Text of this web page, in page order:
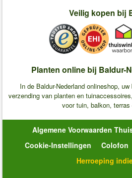
Veilig kopen bij
Planten online bij Baldur-
In de Baldur-Nederland onlineshop,
verzending van planten en
voor tuin, balkon, terras
Algemene Voorwaarden
Cookie-Instellingen
Colofon
Herroeping